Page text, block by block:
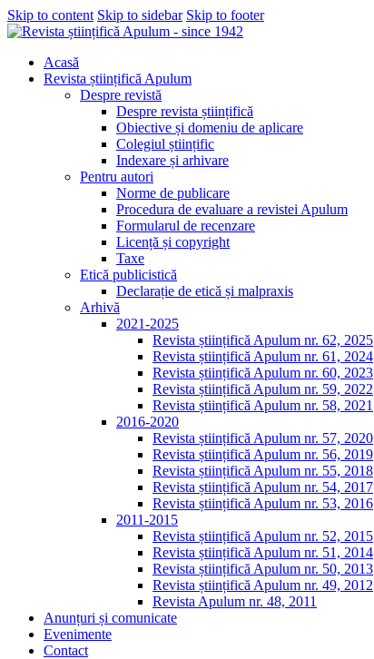
Skip to content Skip to sidebar Skip to footer
Acasă
Revista științifică Apulum
Despre revistă
Despre revista științifică
Obiective și domeniu de aplicare
Colegiul științific
Indexare și arhivare
Pentru autori
Norme de publicare
Procedura de evaluare a revistei Apulum
Formularul de recenzare
Licență și copyright
Taxe
Etică publicistică
Declarație de etică și malpraxis
Arhivă
2021-2025
Revista științifică Apulum nr. 62, 2025
Revista științifică Apulum nr. 61, 2024
Revista științifică Apulum nr. 60, 2023
Revista științifică Apulum nr. 59, 2022
Revista științifică Apulum nr. 58, 2021
2016-2020
Revista științifică Apulum nr. 57, 2020
Revista științifică Apulum nr. 56, 2019
Revista științifică Apulum nr. 55, 2018
Revista științifică Apulum nr. 54, 2017
Revista științifică Apulum nr. 53, 2016
2011-2015
Revista științifică Apulum nr. 52, 2015
Revista științifică Apulum nr. 51, 2014
Revista științifică Apulum nr. 50, 2013
Revista științifică Apulum nr. 49, 2012
Revista Apulum nr. 48, 2011
Anunțuri și comunicate
Evenimente
Contact